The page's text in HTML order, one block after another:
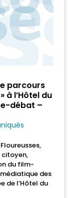
parcours
l’Hôtel du
débat –
citoyen,
du film-
des
de l’Hôtel du